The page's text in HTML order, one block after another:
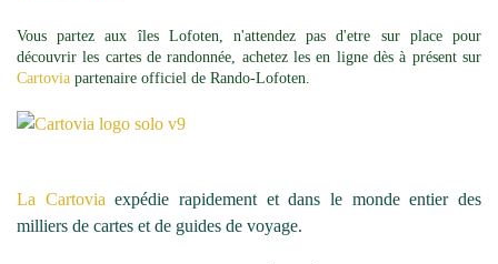
Vous partez aux îles Lofoten, n'attendez pas d'etre sur place pour
découvrir les cartes de randonnée, achetez les en ligne dès à présent sur
Cartovia partenaire officiel de Rando-Lofoten.
La Cartovia expédie rapidement et dans le monde entier des
milliers de cartes et de guides de voyage.